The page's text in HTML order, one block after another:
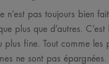
n’est pas toujours bien
plus que d’autres.
plus fine. Tout comme les
ne sont pas